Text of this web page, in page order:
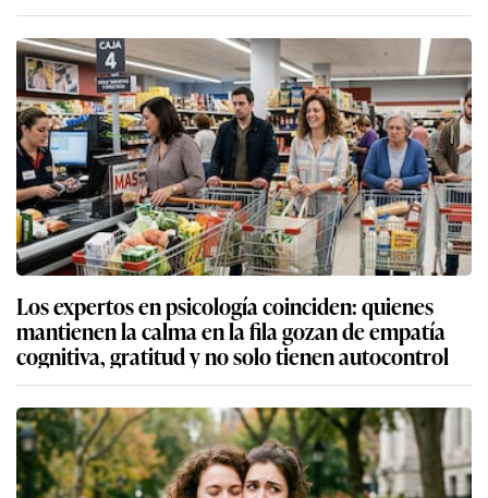
Los expertos en psicología coinciden: quienes
mantienen la calma en la fila gozan de empatía
cognitiva, gratitud y no solo tienen autocontrol